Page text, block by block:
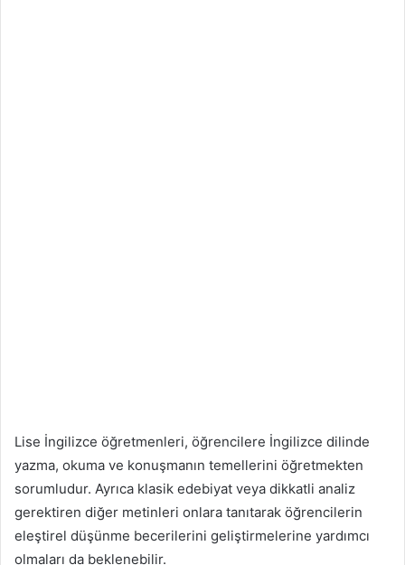
Lise İngilizce öğretmenleri, öğrencilere İngilizce dilinde
yazma, okuma ve konuşmanın temellerini öğretmekten
sorumludur. Ayrıca klasik edebiyat veya dikkatli analiz
gerektiren diğer metinleri onlara tanıtarak öğrencilerin
eleştirel düşünme becerilerini geliştirmelerine yardımcı
olmaları da beklenebilir.